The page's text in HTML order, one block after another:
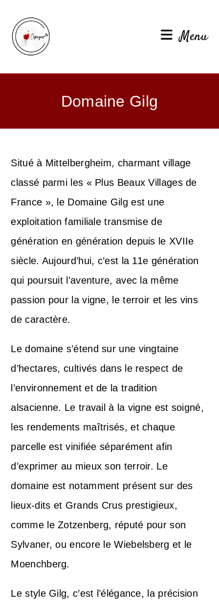
Menu
Domaine Gilg
Situé à Mittelbergheim, charmant village
classé parmi les « Plus Beaux Villages de
France », le Domaine Gilg est une
exploitation familiale transmise de
génération en génération depuis le XVIIe
siècle. Aujourd’hui, c’est la 11e génération
qui poursuit l’aventure, avec la même
passion pour la vigne, le terroir et les vins
de caractère.
Le domaine s’étend sur une vingtaine
d’hectares, cultivés dans le respect de
l’environnement et de la tradition
alsacienne. Le travail à la vigne est soigné,
les rendements maîtrisés, et chaque
parcelle est vinifiée séparément afin
d’exprimer au mieux son terroir. Le
domaine est notamment présent sur des
lieux-dits et Grands Crus prestigieux,
comme le Zotzenberg, réputé pour son
Sylvaner, ou encore le Wiebelsberg et le
Moenchberg.
Le style Gilg, c’est l’élégance, la précision